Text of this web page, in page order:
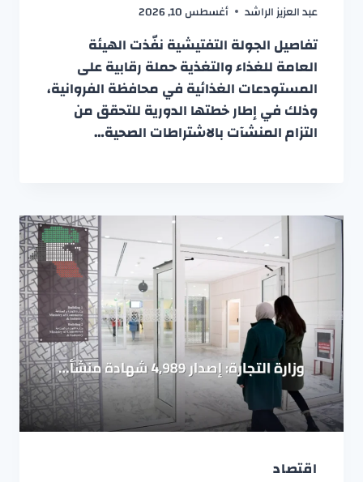
عبد العزيز الراشد أغسطس 10, 2026
تفاصيل الجولة التفتيشية نفّذت الهيئة
العامة للغذاء والتغذية حملة رقابية على
المستودعات الغذائية في محافظة الفروانية،
وذلك في إطار خطتها الدورية للتحقق من
التزام المنشآت بالاشتراطات الصحية…
اقتصاد